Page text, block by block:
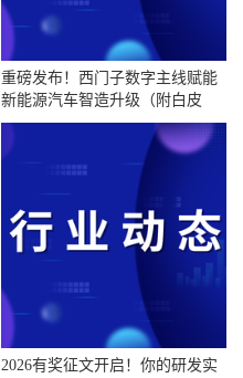
重磅发布！西门子数字主线赋能
新能源汽车智造升级（附白皮
书）
2026有奖征文开启！你的研发实